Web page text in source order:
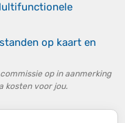
op kaart en
op in aanmerking
kosten voor jou.